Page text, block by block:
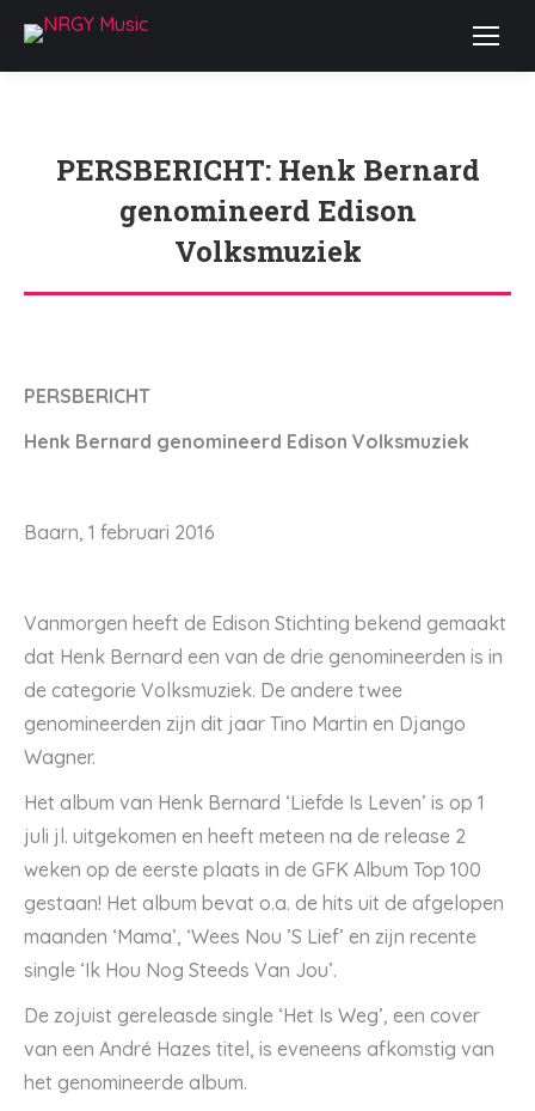
PERSBERICHT: Henk Bernard
genomineerd Edison
Volksmuziek
Je bent hier:
PERSBERICHT
Henk Bernard genomineerd Edison Volksmuziek
Baarn, 1 februari 2016
Vanmorgen heeft de Edison Stichting bekend gemaakt
dat Henk Bernard een van de drie genomineerden is in
de categorie Volksmuziek. De andere twee
genomineerden zijn dit jaar Tino Martin en Django
Wagner.
Het album van Henk Bernard ‘Liefde Is Leven’ is op 1
juli jl. uitgekomen en heeft meteen na de release 2
weken op de eerste plaats in de GFK Album Top 100
gestaan! Het album bevat o.a. de hits uit de afgelopen
maanden ‘Mama’, ‘Wees Nou ’S Lief’ en zijn recente
single ‘Ik Hou Nog Steeds Van Jou’.
De zojuist gereleasde single ‘Het Is Weg’, een cover
van een André Hazes titel, is eveneens afkomstig van
het genomineerde album.